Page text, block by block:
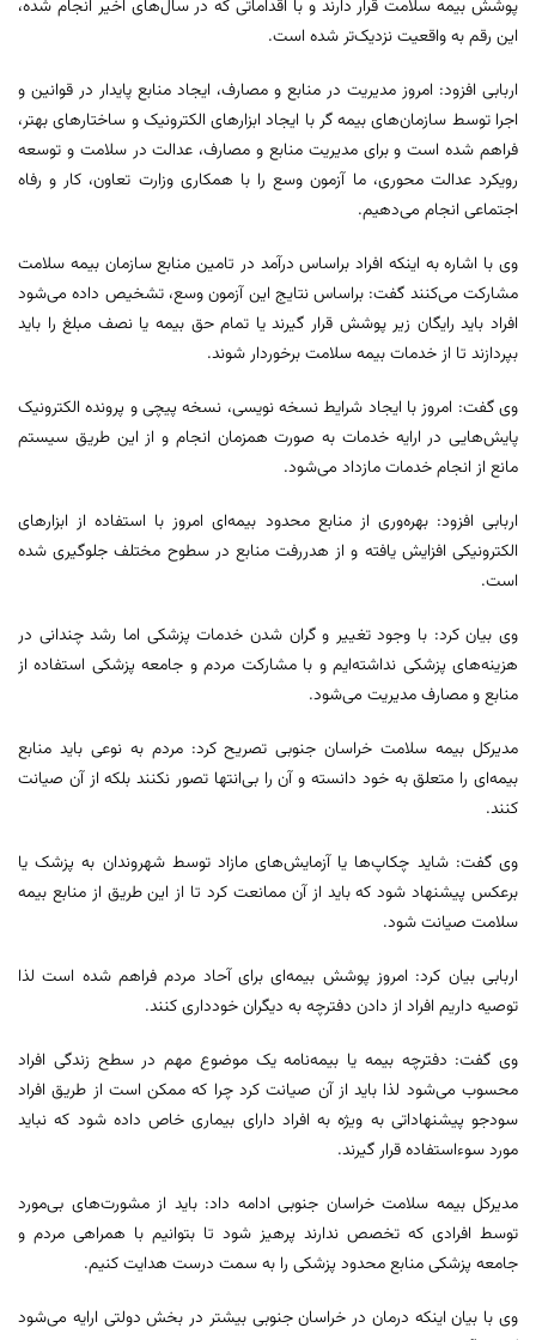
پوشش بیمه سلامت قرار دارند و با اقداماتی که در سال‌های اخیر انجام شده،
این رقم به واقعیت نزدیک‌تر شده است.
اربابی افزود: امروز مدیریت در منابع و مصارف، ایجاد منابع پایدار در قوانین و
اجرا توسط سازمان‌های بیمه گر با ایجاد ابزارهای الکترونیک و ساختارهای بهتر،
فراهم شده است و برای مدیریت منابع و مصارف، عدالت در سلامت و توسعه
رویکرد عدالت محوری، ما آزمون وسع را با همکاری وزارت تعاون، کار و رفاه
اجتماعی انجام می‌دهیم.
وی با اشاره به اینکه افراد براساس درآمد در تامین منابع سازمان بیمه سلامت
مشارکت می‌کنند گفت: براساس نتایج این آزمون وسع، تشخیص داده می‌شود
افراد باید رایگان زیر پوشش قرار گیرند یا تمام حق بیمه یا نصف مبلغ را باید
بپردازند تا از خدمات بیمه سلامت برخوردار شوند.
وی گفت: امروز با ایجاد شرایط نسخه نویسی، نسخه پیچی و پرونده الکترونیک
پایش‌هایی در ارایه خدمات به صورت همزمان انجام و از این طریق سیستم
مانع از انجام خدمات مازداد می‌شود.
اربابی افزود: بهره‌وری از منابع محدود بیمه‌ای امروز با استفاده از ابزارهای
الکترونیکی افزایش یافته و از هدررفت منابع در سطوح مختلف جلوگیری شده
است.
وی بیان کرد: با وجود تغییر و گران شدن خدمات پزشکی اما رشد چندانی در
هزینه‌های پزشکی نداشته‌ایم و با مشارکت مردم و جامعه پزشکی استفاده از
منابع و مصارف مدیریت می‌شود.
مدیرکل بیمه سلامت خراسان جنوبی تصریح کرد: مردم به نوعی باید منابع
بیمه‌ای را متعلق به خود دانسته و آن را بی‌انتها تصور نکنند بلکه از آن صیانت
کنند.
وی گفت: شاید چکاپ‌ها یا آزمایش‌های مازاد توسط شهروندان به پزشک یا
برعکس پیشنهاد شود که باید از آن ممانعت کرد تا از این طریق از منابع بیمه
سلامت صیانت شود.
اربابی بیان کرد: امروز پوشش بیمه‌ای برای آحاد مردم فراهم شده است لذا
توصیه داریم افراد از دادن دفترچه به دیگران خودداری کنند.
وی گفت: دفترچه بیمه یا بیمه‌نامه یک موضوع مهم در سطح زندگی افراد
محسوب می‌شود لذا باید از آن صیانت کرد چرا که ممکن است از طریق افراد
سودجو پیشنهاداتی به ویژه به افراد دارای بیماری خاص داده شود که نباید
مورد سوءاستفاده قرار گیرند.
مدیرکل بیمه سلامت خراسان جنوبی ادامه داد: باید از مشورت‌های بی‌مورد
توسط افرادی که تخصص ندارند پرهیز شود تا بتوانیم با همراهی مردم و
جامعه پزشکی منابع محدود پزشکی را به سمت درست هدایت کنیم.
وی با بیان اینکه درمان در خراسان جنوبی بیشتر در بخش دولتی ارایه می‌شود